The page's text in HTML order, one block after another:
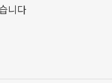
니다